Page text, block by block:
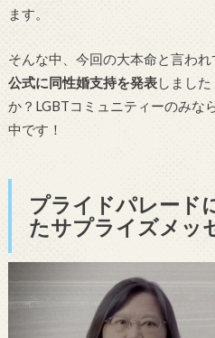
ます。
そんな中、今回の大本命と言われ
公式に同性婚支持を発表しました
か？LGBTコミュニティーのみな
中です！
プライドパレード
たサプライズメッ